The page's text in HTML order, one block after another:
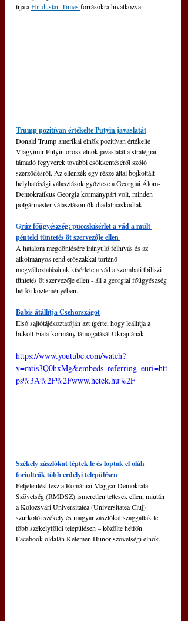
írja a Hindustan Times forrásokra hivatkozva.
Trump pozitívan értékelte Putyin javaslatát
Donald Trump amerikai elnök pozitívan értékelte
Vlagyimir Putyin orosz elnök javaslatát a stratégiai
támadó fegyverek további csökkentéséről szóló
szerződésről. Az ellenzék egy része által bojkottált
helyhatósági választások győztese a Georgiai Álom-
Demokratikus Georgia kormánypárt volt, minden
polgármester-választáson ők diadalmaskodtak.
Grúz főügyészség: puccskísérlet a vád a múlt
pénteki tüntetés öt szervezője ellen
A hatalom megdöntésére irányuló felhívás és az
alkotmányos rend erőszakkal történő
megváltoztatásának kísérlete a vád a szombati tbiliszi
tüntetés öt szervezője ellen - áll a georgiai főügyészség
hétfői közleményében.
Babis átállítja Csehországot
Első sajtótájékoztatóján azt ígérte, hogy leállítja a
bukott Fiala-kormány támogatását Ukrajnának.
https://www.youtube.com/watch?
v=mtis3Q0hxMg&embeds_referring_euri=htt
ps%3A%2F%2Fwww.hetek.hu%2F
Székely zászlókat téptek le és loptak el oláh
fociultrák több erdélyi településen
Feljelentést tesz a Romániai Magyar Demokrata
Szövetség (RMDSZ) ismeretlen tettesek ellen, miután
a Kolozsvári Universitatea (Universitatea Cluj)
szurkolói székely és magyar zászlókat szaggattak le
több székelyföldi településen ‒ közölte hétfőn
Facebook-oldalán Kelemen Hunor szövetségi elnök.